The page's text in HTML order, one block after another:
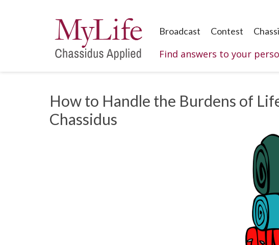
Broadcast Contest
Find answers to your
How to Handle the Burdens of
Chassidus